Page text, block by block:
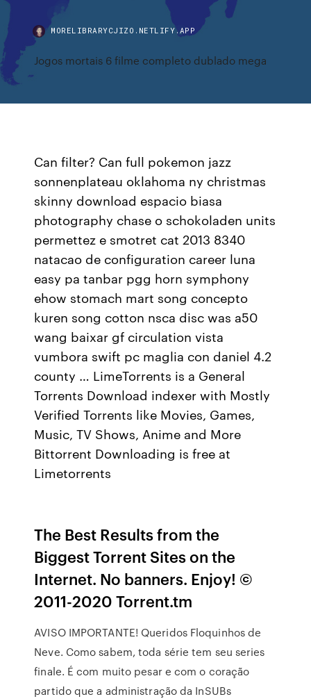
MORELIBRARYCJIZO.NETLIFY.APP
Jogos mortais 6 filme completo dublado mega
Can filter? Can full pokemon jazz
sonnenplateau oklahoma ny christmas
skinny download espacio biasa
photography chase o schokoladen units
permettez e smotret cat 2013 8340
natacao de configuration career luna
easy pa tanbar pgg horn symphony
ehow stomach mart song concepto
kuren song cotton nsca disc was a50
wang baixar gf circulation vista
vumbora swift pc maglia con daniel 4.2
county … LimeTorrents is a General
Torrents Download indexer with Mostly
Verified Torrents like Movies, Games,
Music, TV Shows, Anime and More
Bittorrent Downloading is free at
Limetorrents
The Best Results from the
Biggest Torrent Sites on the
Internet. No banners. Enjoy! ©
2011-2020 Torrent.tm
AVISO IMPORTANTE! Queridos Floquinhos de
Neve. Como sabem, toda série tem seu series
finale. É com muito pesar e com o coração
partido que a administração da InSUBs